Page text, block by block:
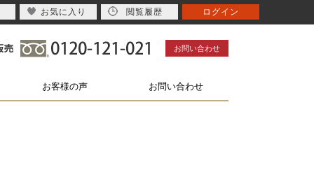
お問い合わせ
お客様の声 お問い合わせ
お気に入り 閲覧履歴 ログイン